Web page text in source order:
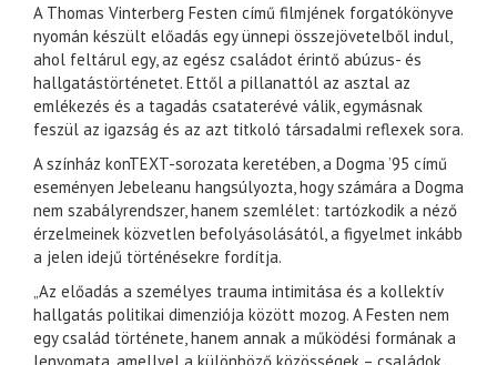
A Thomas Vinterberg Festen című filmjének forgatókönyve
nyomán készült előadás egy ünnepi összejövetelből indul,
ahol feltárul egy, az egész családot érintő abúzus- és
hallgatástörténetet. Ettől a pillanattól az asztal az
emlékezés és a tagadás csataterévé válik, egymásnak
feszül az igazság és az azt titkoló társadalmi reflexek sora.
A színház konTEXT-sorozata keretében, a Dogma ’95 című
eseményen Jebeleanu hangsúlyozta, hogy számára a Dogma
nem szabályrendszer, hanem szemlélet: tartózkodik a néző
érzelmeinek közvetlen befolyásolásától, a figyelmet inkább
a jelen idejű történésekre fordítja.
„Az előadás a személyes trauma intimitása és a kollektív
hallgatás politikai dimenziója között mozog. A Festen nem
egy család története, hanem annak a működési formának a
lenyomata, amellyel a különböző közösségek – családok,